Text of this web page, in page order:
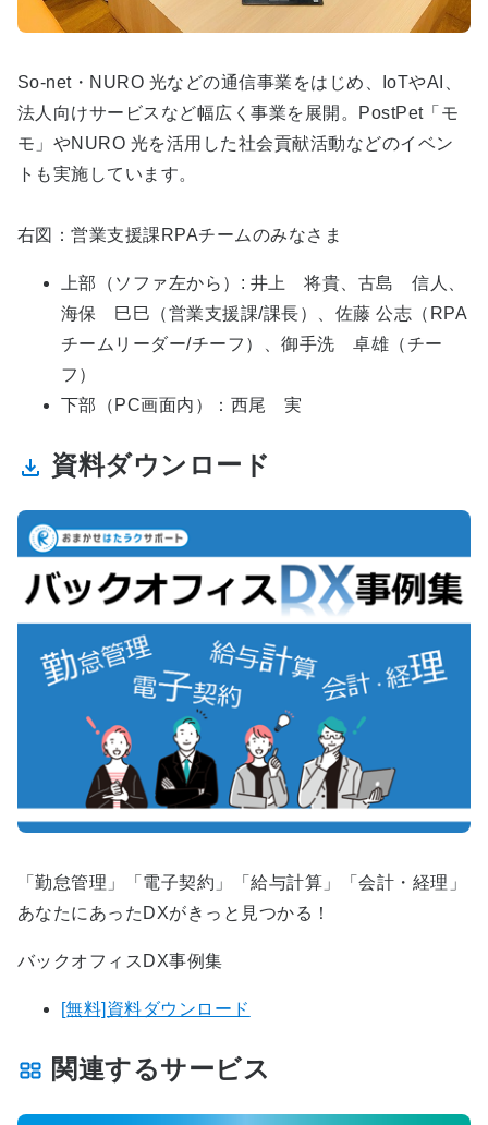
So-net・NURO 光などの通信事業をはじめ、IoTやAI、
法人向けサービスなど幅広く事業を展開。PostPet「モ
モ」やNURO 光を活用した社会貢献活動などのイベン
トも実施しています。
右図：営業支援課RPAチームのみなさま
上部（ソファ左から）: 井上 将貴、古島 信人、
海保 巳巳（営業支援課/課長）、佐藤 公志（RPA
チームリーダー/チーフ）、御手洗 卓雄（チー
フ）
下部（PC画面内）：西尾 実
資料ダウンロード
「勤怠管理」「電子契約」「給与計算」「会計・経理」
あなたにあったDXがきっと見つかる！
バックオフィスDX事例集
[無料]資料ダウンロード
関連するサービス